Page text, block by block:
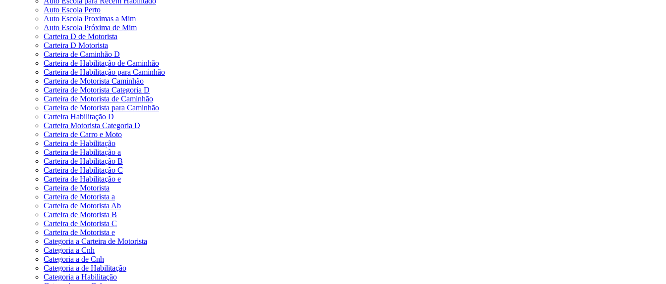
Auto Escola Perto
Auto Escola Proximas a Mim
Auto Escola Próxima de Mim
Carteira D de Motorista
Carteira D Motorista
Carteira de Caminhão D
Carteira de Habilitação de Caminhão
Carteira de Habilitação para Caminhão
Carteira de Motorista Caminhão
Carteira de Motorista Categoria D
Carteira de Motorista de Caminhão
Carteira de Motorista para Caminhão
Carteira Habilitação D
Carteira Motorista Categoria D
Carteira de Carro e Moto
Carteira de Habilitação
Carteira de Habilitação a
Carteira de Habilitação B
Carteira de Habilitação C
Carteira de Habilitação e
Carteira de Motorista
Carteira de Motorista a
Carteira de Motorista Ab
Carteira de Motorista B
Carteira de Motorista C
Carteira de Motorista e
Categoria a Carteira de Motorista
Categoria a Cnh
Categoria a de Cnh
Categoria a de Habilitação
Categoria a Habilitação